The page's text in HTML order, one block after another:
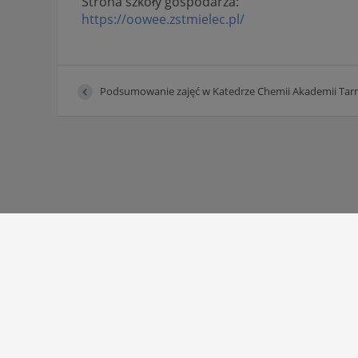
https://oowee.zstmielec.pl/
Podsumowanie zajęć w Katedrze Chemii Akademii